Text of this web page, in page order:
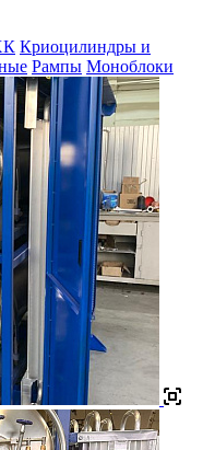
Криоцилиндры и
Рампы Моноблоки